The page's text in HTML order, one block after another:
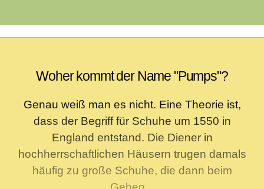
Woher kommt der Name "Pumps"?
Genau weiß man es nicht. Eine Theorie ist,
dass der Begriff für Schuhe um 1550 in
England entstand. Die Diener in
hochherrschaftlichen Häusern trugen damals
häufig zu große Schuhe, die dann beim